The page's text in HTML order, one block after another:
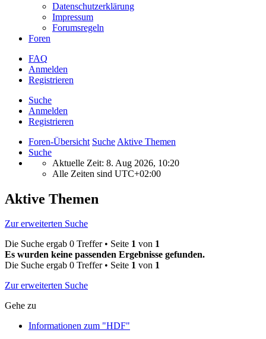
Datenschutzerklärung
Impressum
Forumsregeln
Foren
FAQ
Anmelden
Registrieren
Suche
Anmelden
Registrieren
Foren-Übersicht Suche Aktive Themen
Suche
Aktuelle Zeit: 8. Aug 2026, 10:20
Alle Zeiten sind UTC+02:00
Aktive Themen
Zur erweiterten Suche
Die Suche ergab 0 Treffer • Seite 1 von 1
Es wurden keine passenden Ergebnisse gefunden.
Die Suche ergab 0 Treffer • Seite 1 von 1
Zur erweiterten Suche
Gehe zu
Informationen zum "HDF"